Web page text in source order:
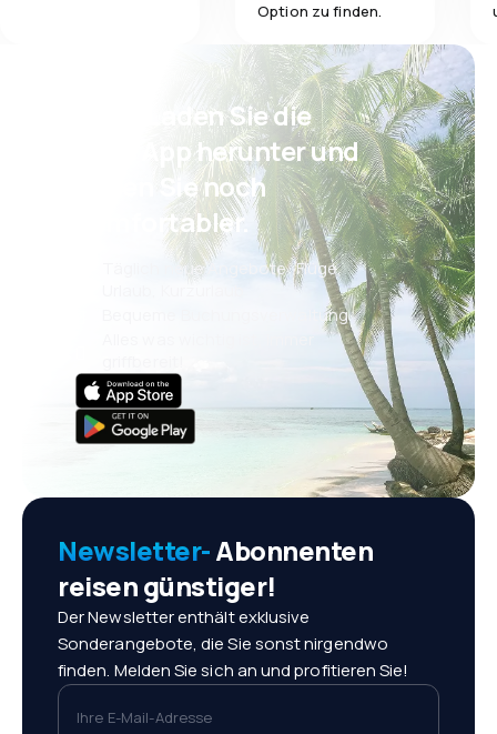
Option zu finden.
Psst! Laden Sie die
eSky App herunter und
reisen Sie noch
komfortabler.
Täglich neue Angebote: Flüge,
Bequeme Buchungsverwaltung
Newsletter-Abonnenten
reisen günstiger!
Der Newsletter enthält exklusive
Sonderangebote, die Sie sonst nirgendwo
finden. Melden Sie sich an und profitieren Sie!
Ihre E-Mail-Adresse